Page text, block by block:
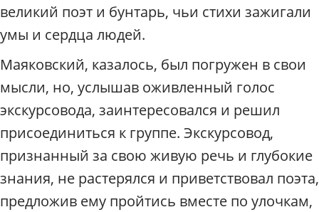
великий поэт и бунтарь, чьи стихи зажигали
умы и сердца людей.
Маяковский, казалось, был погружен в свои
мысли, но, услышав оживленный голос
экскурсовода, заинтересовался и решил
присоединиться к группе. Экскурсовод,
признанный за свою живую речь и глубокие
знания, не растерялся и приветствовал поэта,
предложив ему пройтись вместе по улочкам,